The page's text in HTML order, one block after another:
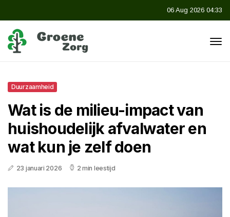
06 Aug 2026 04:33
Duurzaamheid
Wat is de milieu-impact van
huishoudelijk afvalwater en
wat kun je zelf doen
23 januari 2026 2 min leestijd